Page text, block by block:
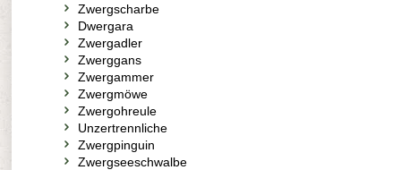
Zwergscharbe
Dwergara
Zwergadler
Zwerggans
Zwergammer
Zwergmöwe
Zwergohreule
Unzertrennliche
Zwergpinguin
Zwergseeschwalbe